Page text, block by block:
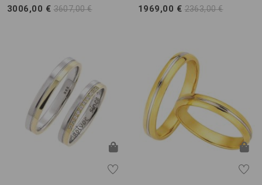
3006,00 € 3607,00 €
1969,00 € 2363,00 €